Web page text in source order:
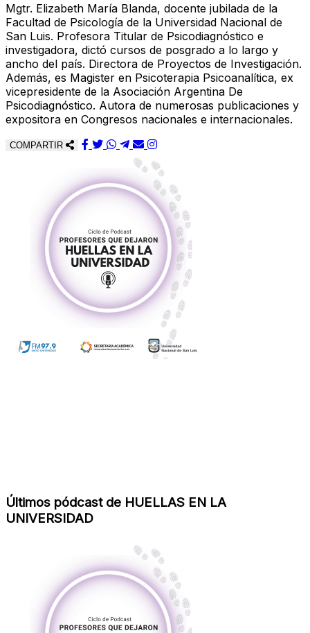
Mgtr. Elizabeth María Blanda, docente jubilada de la
Facultad de Psicología de la Universidad Nacional de
San Luis. Profesora Titular de Psicodiagnóstico e
investigadora, dictó cursos de posgrado a lo largo y
ancho del país. Directora de Proyectos de Investigación.
Además, es Magister en Psicoterapia Psicoanalítica, ex
vicepresidente de la Asociación Argentina De
Psicodiagnóstico. Autora de numerosas publicaciones y
expositora en Congresos nacionales e internacionales.
COMPARTIR
Últimos pódcast de HUELLAS EN LA
UNIVERSIDAD